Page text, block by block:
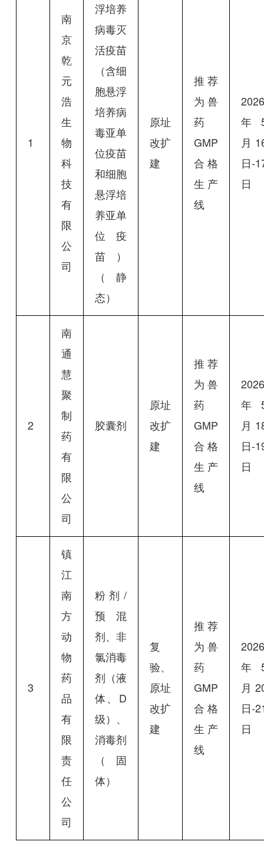
1
南
京
乾
元
浩
生
物
科
技
有
限
公
司
浮培养
病毒灭
活疫苗
（含细
胞悬浮
培养病
毒亚单
位疫苗
和细胞
悬浮培
养亚单
位疫
苗）
（静
态）
原址
改扩
建
推荐
为兽
药
GMP
合格
生产
线
2026
年
月
日-
日
2
南
通
慧
聚
制
药
有
限
公
司
胶囊剂
原址
改扩
建
推荐
为兽
药
GMP
合格
生产
线
2026
年
月
日-
日
3
镇
江
南
方
动
物
药
品
有
限
责
任
公
司
粉剂/
预混
剂、非
氯消毒
剂（液
体、D
级）、
消毒剂
（固
体）
复
验、
原址
改扩
建
推荐
为兽
药
GMP
合格
生产
线
2026
年
月
日-
日